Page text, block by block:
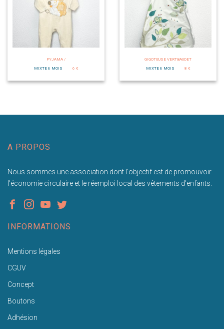
PYJAMA /
MIXTE 6 MOIS
6 €
GIGOTEUSE VERTBAUDET
MIXTE 6 MOIS
8 €
A PROPOS
Nous sommes une association dont l'objectif est de promouvoir
l'économie circulaire et le réemploi local des vêtements d'enfants.
INFORMATIONS
Mentions légales
CGUV
Concept
Boutons
Adhésion